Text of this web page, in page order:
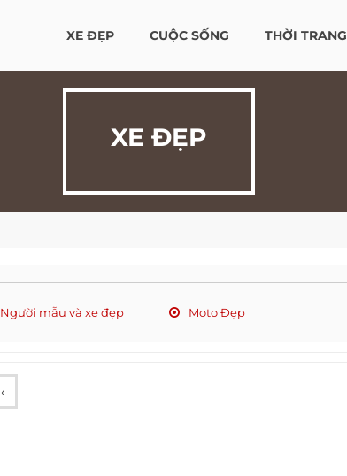
XE ĐẸP CUỘC SỐNG THỜI TRANG
XE ĐẸP
Người mẫu và xe đẹp Moto Đẹp
‹